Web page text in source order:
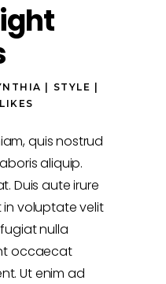
STYLE
LIKES
quis nostrud
aliquip.
Duis aute irure
in voluptate velit
nulla
occaecat
Ut enim ad